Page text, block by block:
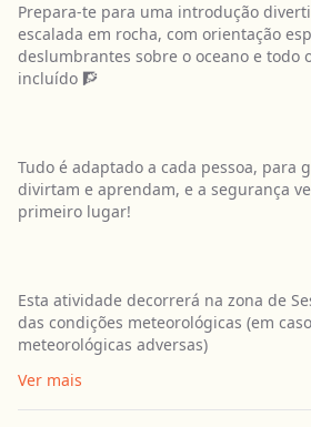
Prepara-te para uma introdução
escalada em rocha, com orientação
deslumbrantes sobre o oceano e todo
incluído 🧗
Tudo é adaptado a cada pessoa, para
divirtam e aprendam, e a segurança
primeiro lugar!
Esta atividade decorrerá na zona de
das condições meteorológicas (em
meteorológicas adversas)
Ver mais